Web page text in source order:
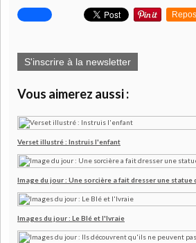
S'inscrire à la newsletter
Vous aimerez aussi :
Verset illustré : Instruis l'enfant
Image du jour : Une sorcière a fait dresser une statue
Images du jour : Le Blé et l'Ivraie